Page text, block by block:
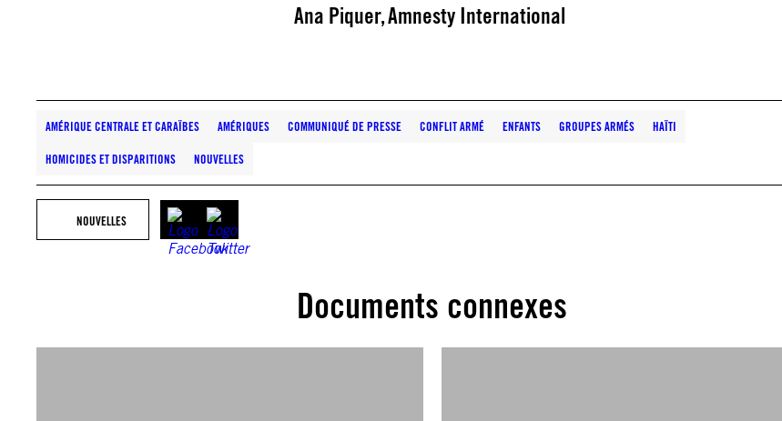
Ana Piquer, Amnesty International
AMÉRIQUE CENTRALE ET CARAÏBES AMÉRIQUES COMMUNIQUÉ DE PRESSE CONFLIT ARMÉ ENFANTS GROUPES ARMÉS HAÏTI
HOMICIDES ET DISPARITIONS NOUVELLES
NOUVELLES
Documents connexes